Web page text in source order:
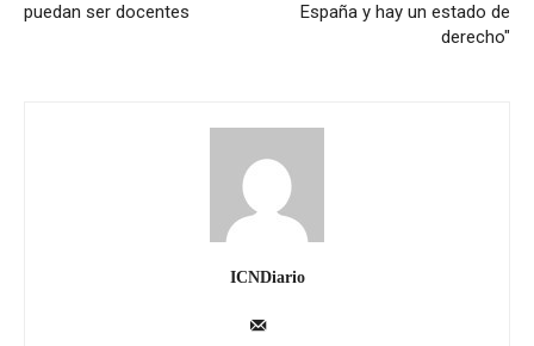
puedan ser docentes
España y hay un estado de
derecho"
ICNDiario